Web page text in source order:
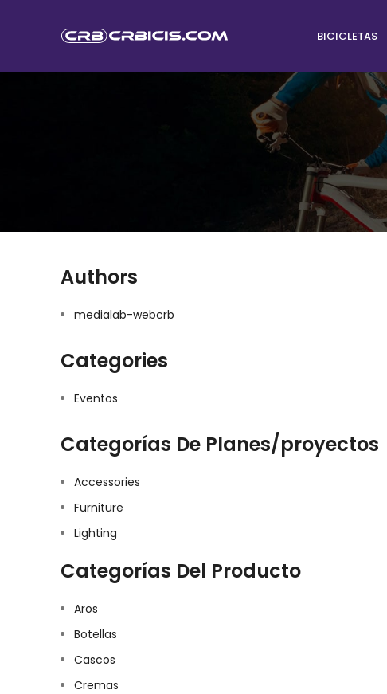
BICICLETAS
Authors
medialab-webcrb
Categories
Eventos
Categorías De Planes/proyectos
Accessories
Furniture
Lighting
Categorías Del Producto
Aros
Botellas
Cascos
Cremas